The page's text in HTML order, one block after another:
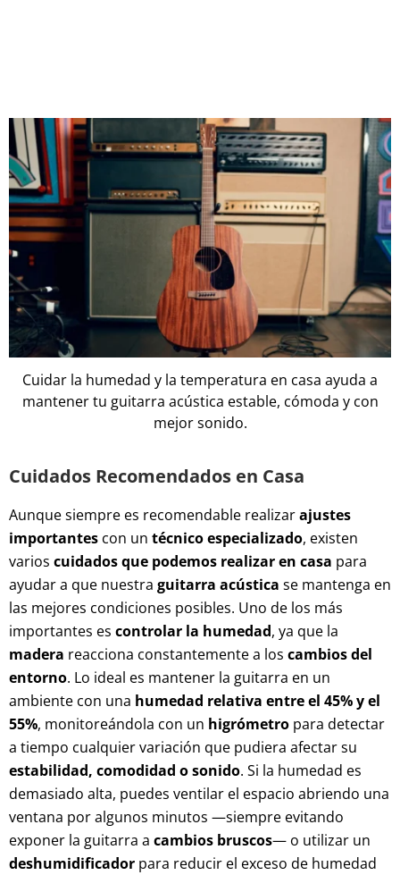
Cuidar la humedad y la temperatura en casa ayuda a
mantener tu guitarra acústica estable, cómoda y con
mejor sonido.
Cuidados Recomendados en Casa
Aunque siempre es recomendable realizarajustes
importantes con un técnico especializado, existen
varios cuidados que podemos realizar en casa para
ayudar a que nuestra guitarra acústica se mantenga en
las mejores condiciones posibles. Uno de los más
importantes es controlar la humedad, ya que la
madera reacciona constantemente a los cambios del
entorno. Lo ideal es mantener la guitarra en un
ambiente con una humedad relativa entre el 45% y el
55%, monitoreándola con un higrómetro para detectar
a tiempo cualquier variación que pudiera afectar su
estabilidad, comodidad o sonido. Si la humedad es
demasiado alta, puedes ventilar el espacio abriendo una
ventana por algunos minutos —siempre evitando
exponer la guitarra a cambios bruscos— o utilizar un
deshumidificador para reducir el exceso de humedad